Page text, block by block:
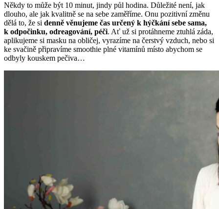
Někdy to může být 10 minut, jindy půl hodina. Důležité není, jak
dlouho, ale jak kvalitně se na sebe zaměříme. Onu pozitivní změnu
dělá to, že si denně věnujeme čas určený k hýčkání sebe sama,
k odpočinku, odreagování, péči. Ať už si protáhneme ztuhlá záda,
aplikujeme si masku na obličej, vyrazíme na čerstvý vzduch, nebo si
ke svačině připravíme smoothie plné vitamínů místo abychom se
odbyly kouskem pečiva…